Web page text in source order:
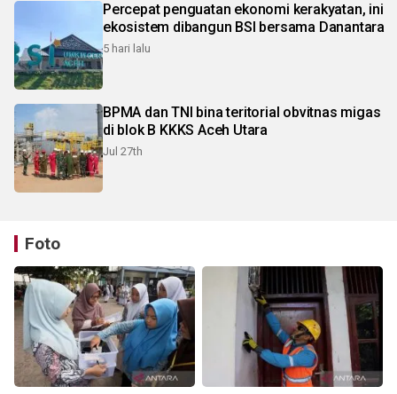
Percepat penguatan ekonomi kerakyatan, ini
ekosistem dibangun BSI bersama Danantara
5 hari lalu
BPMA dan TNI bina teritorial obvitnas migas
di blok B KKKS Aceh Utara
Jul 27th
Foto